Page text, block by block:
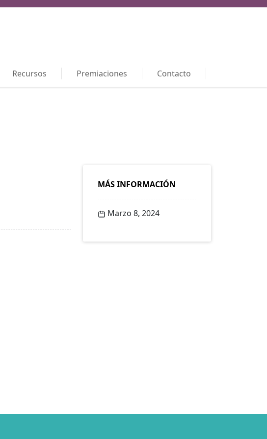
Recursos Premiaciones Contacto
MÁS INFORMACIÓN
Marzo 8, 2024